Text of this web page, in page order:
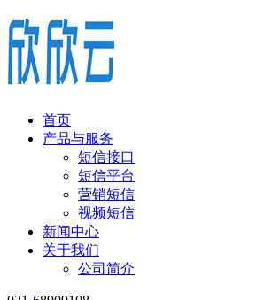
首页
产品与服务
短信接口
短信平台
营销短信
视频短信
新闻中心
关于我们
公司简介